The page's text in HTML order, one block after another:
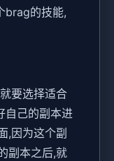
brag的技能,
要选择适合
自己的副本进
,因为这个副
副本之后,就